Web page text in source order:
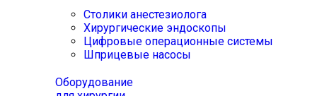
Столики анестезиолога
Хирургические эндоскопы
Цифровые операционные системы
Шприцевые насосы
Оборудование